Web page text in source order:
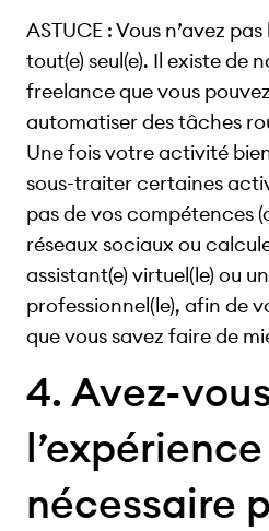
ASTUCE : Vous n’avez
tout(e) seul(e). Il existe de
freelance que vous
automatiser des tâches
Une fois votre activité
sous-traiter certaines
pas de vos compétences
réseaux sociaux ou
assistant(e) virtuel(le) ou
professionnel(le), afin de
que vous savez faire de
4. Avez-
l’expérience
nécessaire